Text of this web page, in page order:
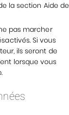
la section Aide de
pas marcher
Si vous
ils seront de
lorsque vous